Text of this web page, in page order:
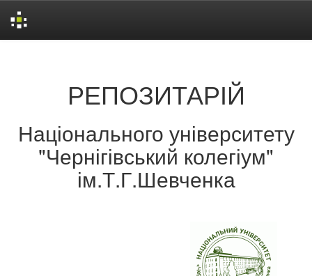
РЕПОЗИТАРІЙ
Національного університету
"Чернігівський колегіум"
ім.Т.Г.Шевченка